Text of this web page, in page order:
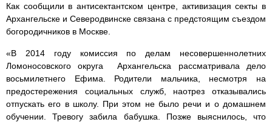
Как сообщили в антисектантском центре, активизация секты в
Архангельске и Северодвинске связана с предстоящим съездом
богородичников в Москве.
«В 2014 году комиссия по делам несовершеннолетних
Ломоносовского округа Архангельска рассматривала дело
восьмилетнего Ефима. Родители мальчика, несмотря на
предостережения социальных служб, наотрез отказывались
отпускать его в школу. При этом не было речи и о домашнем
обучении. Тревогу забила бабушка. Позже выяснилось, что